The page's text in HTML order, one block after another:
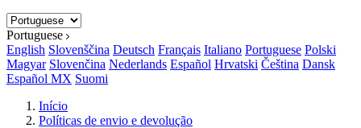
Portuguese
English Slovenščina Deutsch Français Italiano Portuguese Polski
Magyar Slovenčina Nederlands Español Hrvatski Čeština Dansk
Español MX Suomi
Início
Políticas de envio e devolução